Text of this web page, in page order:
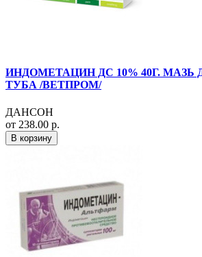
ИНДОМЕТАЦИН ДС 10% 40Г.
ТУБА /ВЕТПРОМ/
ДАНСОН
от 238.00 р.
В корзину